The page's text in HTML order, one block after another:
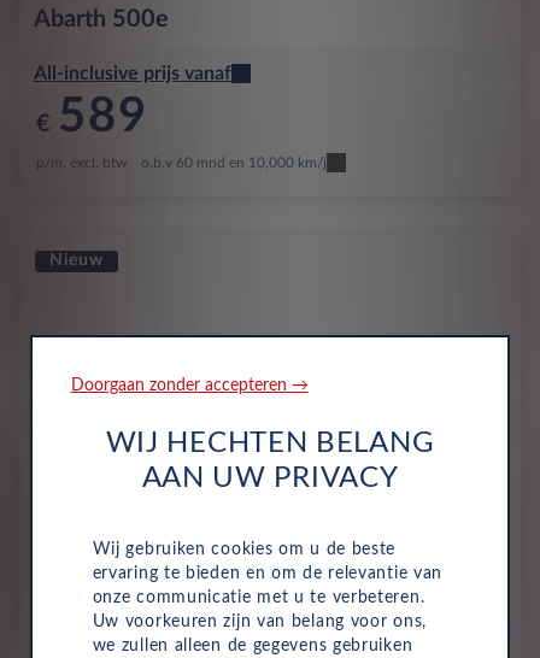
Abarth 500e
All-inclusive prijs vanaf
€ 589
p/m. excl. btw o.b.v 60 mnd en 10,000 km/j
Nieuw
Abarth 500e cabriolet
All-inclusive prijs vanaf
Doorgaan zonder accepteren →
WIJ HECHTEN BELANG
AAN UW PRIVACY
Wij gebruiken cookies om u de beste
ervaring te bieden en om de relevantie van
onze communicatie met u te verbeteren.
Uw voorkeuren zijn van belang voor ons,
we zullen alleen de gegevens gebruiken